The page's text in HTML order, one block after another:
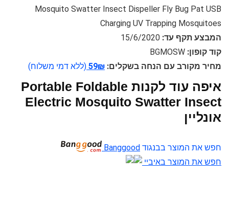
Mosquito Swatter Insect Dispeller Fly Bug Pat USB
Charging UV Trapping Mosquitoes
המבצע תקף עד: 15/6/2020
קוד קופון: BGMOSW
מחיר מקורב עם הנחה בשקלים: 59₪ (ללא דמי משלוח)
איפה עוד לקנות Portable Foldable
Electric Mosquito Swatter Insect
אונליין
חפש את המוצר בבנגוד Banggood
חפש את המוצר באיביי